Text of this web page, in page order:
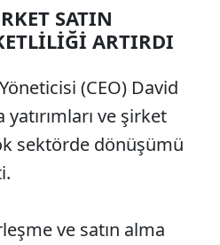
SATIN
ARTIRDI
(CEO) David
ve şirket
sektörde dönüşümü
ve satın alma